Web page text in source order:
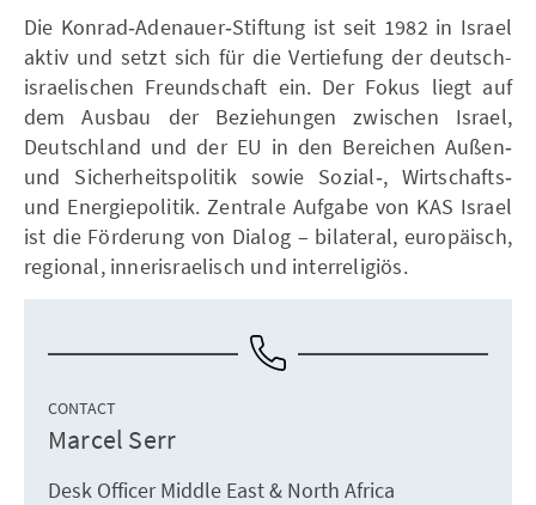
Die Konrad‑Adenauer‑Stiftung ist seit 1982 in Israel
aktiv und setzt sich für die Vertiefung der deutsch-
israelischen Freundschaft ein. Der Fokus liegt auf
dem Ausbau der Beziehungen zwischen Israel,
Deutschland und der EU in den Bereichen Außen‑
und Sicherheitspolitik sowie Sozial‑, Wirtschafts‑
und Energiepolitik. Zentrale Aufgabe von KAS Israel
ist die Förderung von Dialog – bilateral, europäisch,
regional, innerisraelisch und interreligiös.
CONTACT
Marcel Serr
Desk Officer Middle East & North Africa